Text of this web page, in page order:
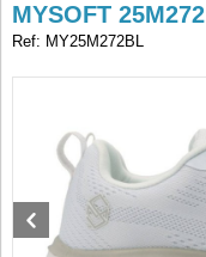
MYSOFT 25M272
Ref: MY25M272BL